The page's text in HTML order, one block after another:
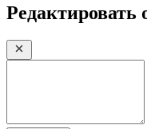
Редактировать